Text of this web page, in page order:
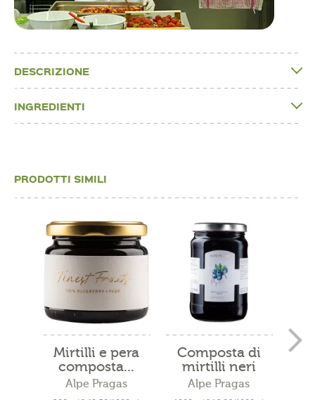
DESCRIZIONE
INGREDIENTI
PRODOTTI SIMILI
Mirtilli e pera
composta...
Alpe Pragas
Composta di
mirtilli neri
Alpe Pragas